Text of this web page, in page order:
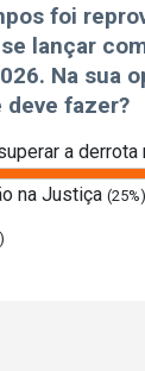
foi
lançar
Na sua
deve fazer?
a derrota
na Justiça (25%)